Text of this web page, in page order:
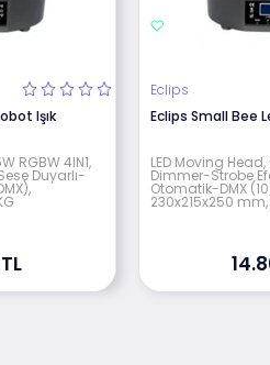
Işık
RGBW 4IN1,
Duyarlı-
Eclips
Eclips Small Bee
LED Moving Head,
Dimmer-Strobe
Otomatik-DMX
230x215x250 mm,